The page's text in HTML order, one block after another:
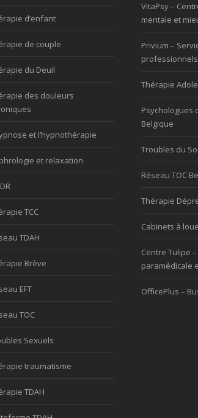
d’enfant
de couple
du Deuil
des douleurs
et l’hypnothérapie
et relaxation
TCC
TDAH
Brève
EFT
TOC
Sexuels
traumatisme
TDAH
VitaPsy –
mentale et
Privium –
Thérapie
Psychologues
Belgique
Troubles du
Réseau TOC
Thérapie
Cabinets à
Centre Tulipe
paramédicale
OfficePlus –